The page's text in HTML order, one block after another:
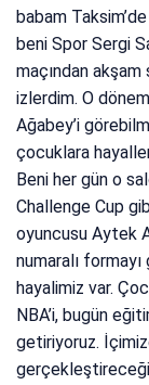
babam
beni Spor Sergi
maçından akşam
izlerdim. O
Ağabey’i
çocuklara
Beni her gün o
Challenge Cup
oyuncusu Aytek
numaralı
hayalimiz var.
NBA’i, bugün
getiriyoruz.